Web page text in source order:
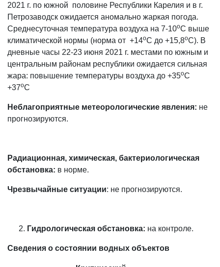
2021 г. по южной половине Республики Карелия и в г.
Петрозаводск ожидается аномально жаркая погода.
Среднесуточная температура воздуха на 7-10оС выше
климатической нормы (норма от +14оС до +15,8оС). В
дневные часы 22-23 июня 2021 г. местами по южным и
центральным районам республики ожидается сильная
жара: повышение температуры воздуха до +35оС
+37оС
Неблагоприятные метеорологические явления: не
прогнозируются.
Радиационная, химическая, бактериологическая
обстановка: в норме.
Чрезвычайные ситуации: не прогнозируются.
Гидрологическая обстановка: на контроле.
Сведения о состоянии водных объектов